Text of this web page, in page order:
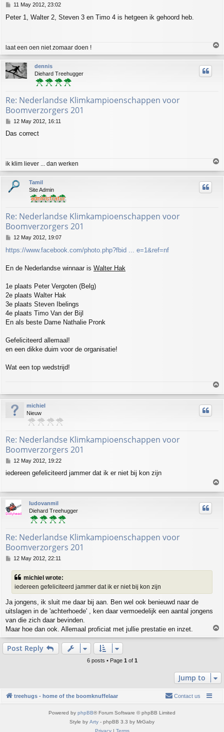
P
s
11 May 2012, 23:02
Peter 1, Walter 2, Steven 3 en Timo 4 is hetgeen ik gehoord heb.
laat een oen niet zomaar doen !
o
p
dennis
Diehard Treehugger
Re: Nederlandse Klimkampioenschappen voor
Boomverzorgers 201
P
s
12 May 2012, 16:11
Das correct
ik klim liever ... dan werken
o
p
Tamil
Site Admin
Re: Nederlandse Klimkampioenschappen voor
Boomverzorgers 201
P
s
12 May 2012, 19:07
https://www.facebook.com/photo.php?fbid ... e=1&ref=nf
En de Nederlandse winnaar is Walter Hak
1e plaats Peter Vergoten (Belg)
2e plaats Walter Hak
3e plaats Steven Ibelings
4e plaats Timo Van der Bijl
En als beste Dame Nathalie Pronk
Gefeliciteerd allemaal!
en een dikke duim voor de organisatie!
Wat een top wedstrijd!
o
p
michiel
Nieuw
Re: Nederlandse Klimkampioenschappen voor
Boomverzorgers 201
P
s
12 May 2012, 19:22
iedereen gefeliciteerd jammer dat ik er niet bij kon zijn
o
p
ludovanmil
Diehard Treehugger
Re: Nederlandse Klimkampioenschappen voor
Boomverzorgers 201
P
s
12 May 2012, 22:11
michiel wrote:
iedereen gefeliciteerd jammer dat ik er niet bij kon zijn
Ja jongens, ik sluit me daar bij aan. Ben wel ook benieuwd naar de
uitslagen in de 'achterhoede' , ken daar vermoedelijk een aantal jongens
van die zich daar bevinden.
Maar hoe dan ook. Allemaal proficiat met jullie prestatie en inzet.
o
Post Reply
6 posts • Page 1 of 1
Jump to
treehugs - home of the boomknuffelaar Contact us
Powered by phpBB® Forum Software © phpBB Limited
Style by Arty - phpBB 3.3 by MrGaby
Privacy| Terms